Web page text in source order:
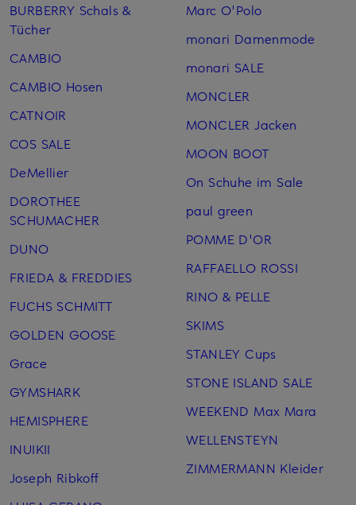
BURBERRY Schals &
Tücher
CAMBIO
CAMBIO Hosen
CATNOIR
COS SALE
DeMellier
DOROTHEE
SCHUMACHER
DUNO
FRIEDA & FREDDIES
FUCHS SCHMITT
GOLDEN GOOSE
Grace
GYMSHARK
HEMISPHERE
INUIKII
Joseph Ribkoff
Marc O'Polo
monari Damenmode
monari SALE
MONCLER
MONCLER Jacken
MOON BOOT
On Schuhe im Sale
paul green
POMME D'OR
RAFFAELLO ROSSI
RINO & PELLE
SKIMS
STANLEY Cups
STONE ISLAND SALE
WEEKEND Max Mara
WELLENSTEYN
ZIMMERMANN Kleider